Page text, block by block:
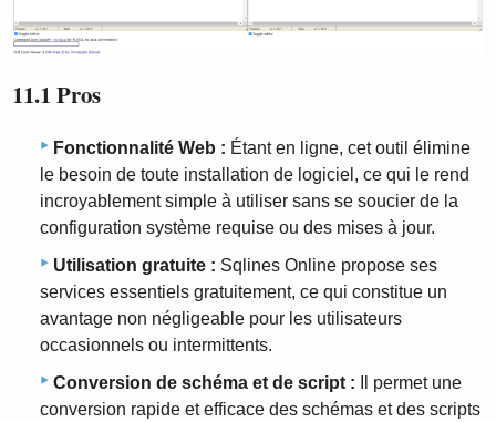
11.1 Pros
Fonctionnalité Web : Étant en ligne, cet outil élimine
le besoin de toute installation de logiciel, ce qui le rend
incroyablement simple à utiliser sans se soucier de la
configuration système requise ou des mises à jour.
Utilisation gratuite : Sqlines Online propose ses
services essentiels gratuitement, ce qui constitue un
avantage non négligeable pour les utilisateurs
occasionnels ou intermittents.
Conversion de schéma et de script : Il permet une
conversion rapide et efficace des schémas et des scripts